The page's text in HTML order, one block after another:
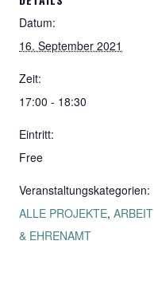
Datum:
16. September 2021
Zeit:
17:00 - 18:30
Eintritt:
Free
Veranstaltungskategorien:
ALLE PROJEKTE, ARBEIT
& EHRENAMT